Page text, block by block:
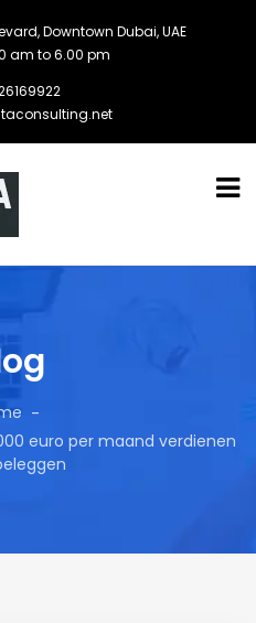
Downtown Dubai, UAE
am to 6.00 pm
euro per maand verdienen